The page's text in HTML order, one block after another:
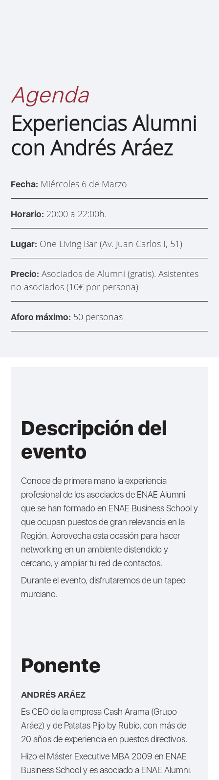
Agenda
Experiencias Alumni
con Andrés Aráez
Fecha: Miércoles 6 de Marzo
Horario: 20:00 a 22:00h.
Lugar: One Living Bar (Av. Juan Carlos I, 51)
Precio: Asociados de Alumni (gratis). Asistentes
no asociados (10€ por persona)
Aforo máximo: 50 personas
Descripción del
evento
Conoce de primera mano la experiencia
profesional de los asociados de ENAE Alumni
que se han formado en ENAE Business School y
que ocupan puestos de gran relevancia en la
Región. Aprovecha esta ocasión para hacer
networking en un ambiente distendido y
cercano, y ampliar tu red de contactos.
Durante el evento, disfrutaremos de un tapeo
murciano.
Ponente
ANDRÉS ARÁEZ
Es CEO de la empresa Cash Arama (Grupo
Aráez) y de Patatas Pijo by Rubio, con más de
20 años de experiencia en puestos directivos.
Hizo el Máster Executive MBA 2009 en ENAE
Business School y es asociado a ENAE Alumni.